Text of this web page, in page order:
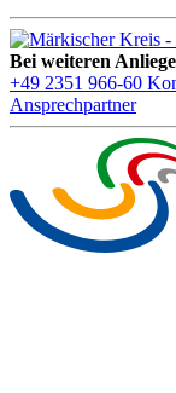
Bei weiteren
+49 2351 966-60
Ansprechpartner